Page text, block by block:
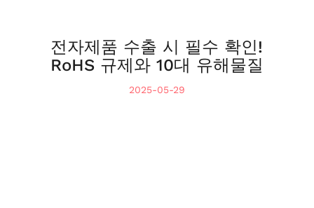
전자제품 수출 시 필수 확인!
RoHS 규제와 10대 유해물질
2025-05-29